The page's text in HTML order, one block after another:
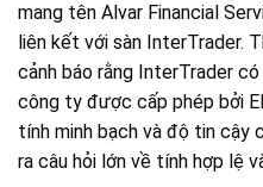
mang tên Alvar Financial
liên kết với sàn InterTrader.
cảnh báo rằng InterTrader
công ty được cấp phép bởi
tính minh bạch và độ tin cậy
ra câu hỏi lớn về tính hợp lệ